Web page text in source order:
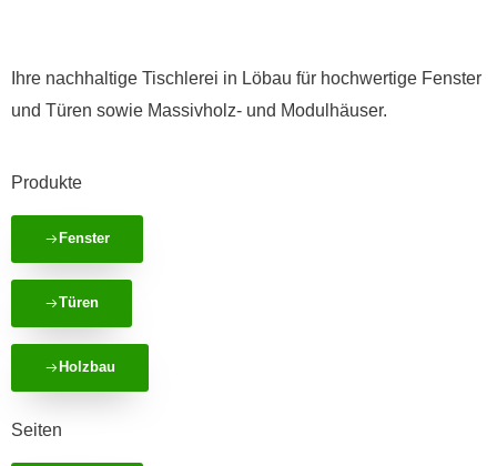
Ihre nachhaltige Tischlerei in Löbau für hochwertige Fenster
und Türen sowie Massivholz- und Modulhäuser.
Produkte
Fenster
Türen
Holzbau
Seiten